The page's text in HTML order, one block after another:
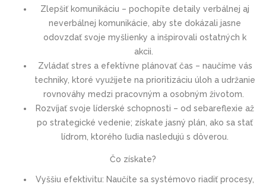
Zlepšiť komunikáciu – pochopíte detaily verbálnej aj
neverbálnej komunikácie, aby ste dokázali jasne
odovzdať svoje myšlienky a inšpirovali ostatných k
akcii.
Zvládať stres a efektívne plánovať čas – naučíme vás
techniky, ktoré využijete na prioritizáciu úloh a udržanie
rovnováhy medzi pracovným a osobným životom.
Rozvíjať svoje líderské schopnosti – od sebareflexie až
po strategické vedenie; získate jasný plán, ako sa stať
lídrom, ktorého ľudia nasledujú s dôverou.
Čo získate?
Vyššiu efektivitu: Naučíte sa systémovo riadiť procesy,